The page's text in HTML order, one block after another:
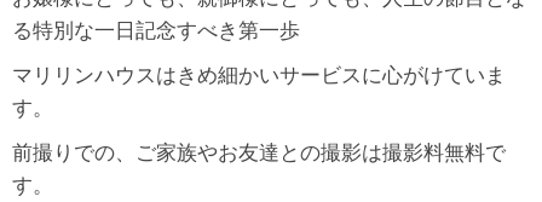
る特別な一日記念すべき第一歩
マリリンハウスはきめ細かいサービスに心がけていま
す。
前撮りでの、ご家族やお友達との撮影は撮影料無料で
す。